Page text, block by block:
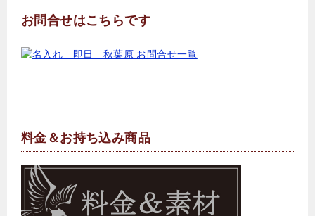
お問合せはこちらです
料金＆お持ち込み商品